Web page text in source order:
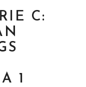
C:
1